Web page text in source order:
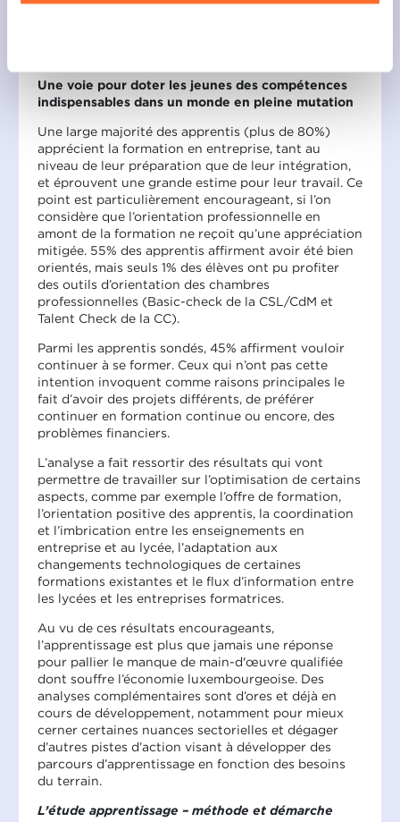
unserer Datenschutzrichtlinie.
travailler dans le métier dans lequel ils se forment
Une voie pour doter les jeunes des compétences
indispensables dans un monde en pleine mutation
Une large majorité des apprentis (plus de 80%)
apprécient la formation en entreprise, tant au
niveau de leur préparation que de leur intégration,
et éprouvent une grande estime pour leur travail. Ce
point est particulièrement encourageant, si l’on
considère que l’orientation professionnelle en
amont de la formation ne reçoit qu’une appréciation
mitigée. 55% des apprentis affirment avoir été bien
orientés, mais seuls 1% des élèves ont pu profiter
des outils d’orientation des chambres
professionnelles (Basic-check de la CSL/CdM et
Talent Check de la CC).
Parmi les apprentis sondés, 45% affirment vouloir
continuer à se former. Ceux qui n’ont pas cette
intention invoquent comme raisons principales le
fait d’avoir des projets différents, de préférer
continuer en formation continue ou encore, des
problèmes financiers.
L’analyse a fait ressortir des résultats qui vont
permettre de travailler sur l’optimisation de certains
aspects, comme par exemple l’offre de formation,
l’orientation positive des apprentis, la coordination
et l’imbrication entre les enseignements en
entreprise et au lycée, l’adaptation aux
changements technologiques de certaines
formations existantes et le flux d’information entre
les lycées et les entreprises formatrices.
Au vu de ces résultats encourageants,
l’apprentissage est plus que jamais une réponse
pour pallier le manque de main-d'œuvre qualifiée
dont souffre l’économie luxembourgeoise. Des
analyses complémentaires sont d’ores et déjà en
cours de développement, notamment pour mieux
cerner certaines nuances sectorielles et dégager
d’autres pistes d’action visant à développer des
parcours d’apprentissage en fonction des besoins
du terrain.
L’étude apprentissage – méthode et démarche